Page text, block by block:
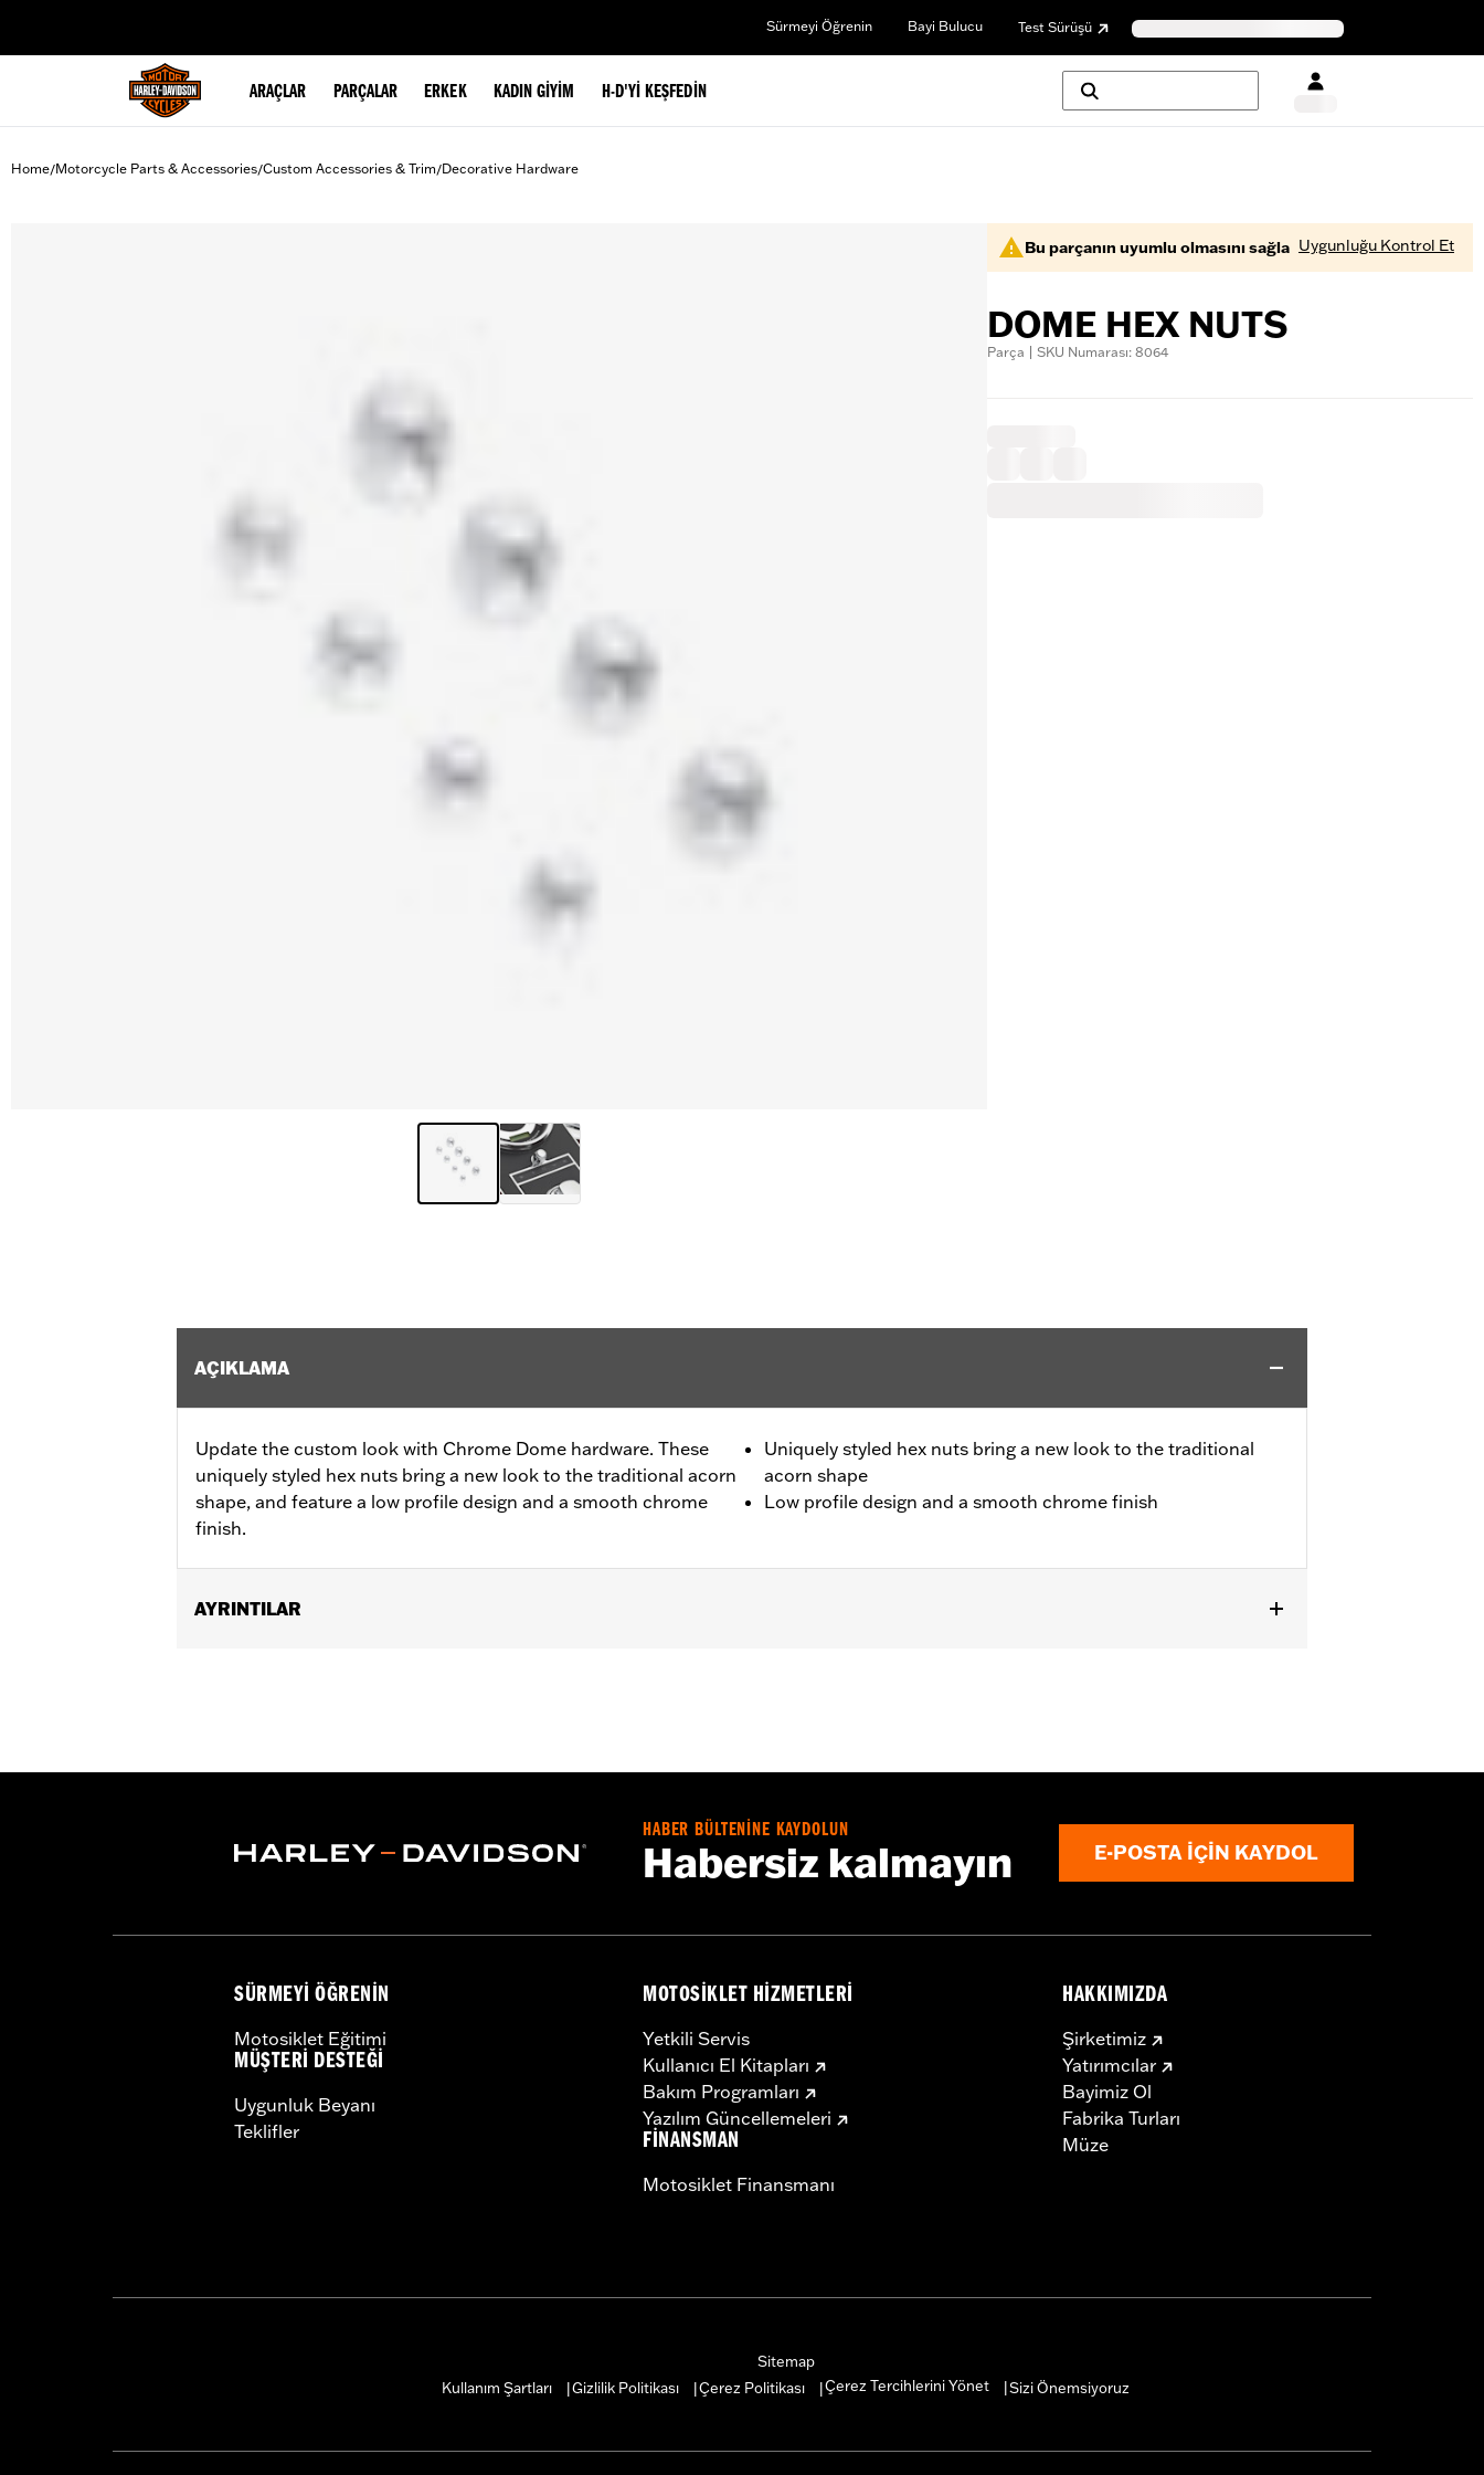
Sürmeyi Öğrenin Bayi Bulucu Test Sürüşü
ARAÇLAR PARÇALAR ERKEK KADIN GIYIM H-D'YI KEŞFEDIN
Home/Motorcycle Parts & Accessories/Custom Accessories & Trim/Decorative Hardware
Bu parçanın uyumlu olmasını sağla Uygunluğu Kontrol Et
DOME HEX NUTS
Parça | SKU Numarası: 8064
AÇIKLAMA
Update the custom look with Chrome Dome hardware. These
uniquely styled hex nuts bring a new look to the traditional acorn
shape, and feature a low profile design and a smooth chrome
finish.
Uniquely styled hex nuts bring a new look to the traditional
acorn shape
Low profile design and a smooth chrome finish
AYRINTILAR
HABER BÜLTENİNE KAYDOLUN
Habersiz kalmayın E-POSTA IÇIN KAYDOL
SÜRMEYI ÖĞRENIN
Motosiklet Eğitimi
MÜŞTERI DESTEĞI
Uygunluk Beyanı
Teklifler
MOTOSIKLET HIZMETLERI
Yetkili Servis
Kullanıcı El Kitapları
Bakım Programları
Yazılım Güncellemeleri
FINANSMAN
Motosiklet Finansmanı
HAKKIMIZDA
Şirketimiz
Yatırımcılar
Bayimiz Ol
Fabrika Turları
Müze
Sitemap
Kullanım Şartları
Gizlilik Politikası Çerez Politikası Çerez Tercihlerini Yönet Sizi Önemsiyoruz